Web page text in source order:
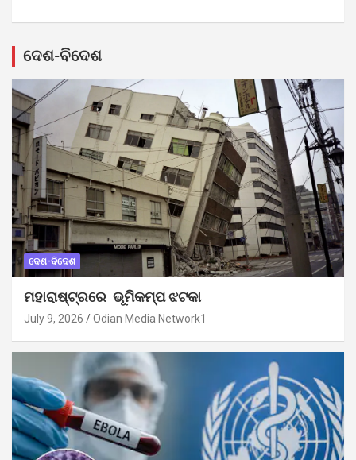
ଦେଶ-ବିଦେଶ
ଦେଶ-ବିଦେଶ
ମହାରାଷ୍ଟ୍ରରେ ଭୂମିକମ୍ପ ଝଟକା
July 9, 2026 Odian Media Network1